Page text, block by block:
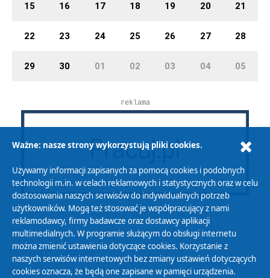
15 16 17 18 19 20 21
22 23 24 25 26 27 28
29 30 01 02 03 04 05
reklama
Polityka Prywatności
Zasady korzystania z Serwisu
Ważne: nasze strony wykorzystują pliki cookies.
Używamy informacji zapisanych za pomocą cookies i podobnych
technologii m.in. w celach reklamowych i statystycznych oraz w celu
dostosowania naszych serwisów do indywidualnych potrzeb
użytkowników. Mogą też stosować je współpracujący z nami
reklamodawcy, firmy badawcze oraz dostawcy aplikacji
multimedialnych. W programie służącym do obsługi internetu
można zmienić ustawienia dotyczące cookies. Korzystanie z
naszych serwisów internetowych bez zmiany ustawień dotyczących
cookies oznacza, że będą one zapisane w pamięci urządzenia.